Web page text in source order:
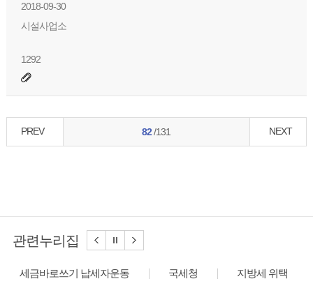
2018-09-30
시설사업소
1292
PREV 82/131 NEXT
관련누리집
세금바로쓰기 납세자운동 국세청 지방세 위택스